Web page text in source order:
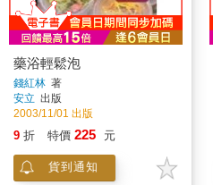
藥浴輕鬆泡
錢紅林 著
安立 出版
2003/11/01 出版
9 折 特價 225 元
貨到通知